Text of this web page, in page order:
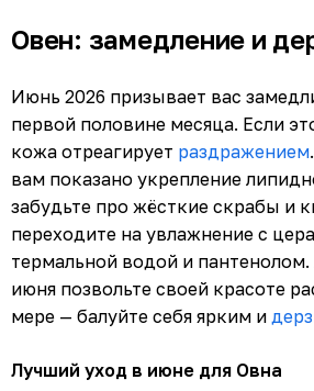
Овен: замедление и
Июнь 2026 призывает вас
первой половине месяца. Если
кожа отреагирует раздражением
вам показано укрепление
забудьте про жёсткие скрабы и
переходите на увлажнение с
термальной водой и
июня позвольте своей красоте
мере — балуйте себя ярким и
Лучший уход в июне для Овна